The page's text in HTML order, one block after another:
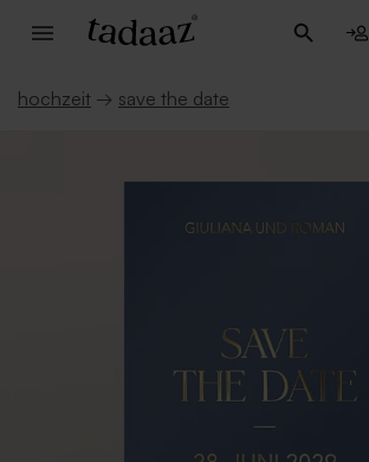
hochzeit → save the date